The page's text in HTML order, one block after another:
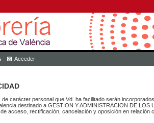
Acceder
carácter personal que Vd. ha facilitado serán
destinado a GESTION Y ADMINISTRACION DE LOS
acceso, rectificación, cancelación y oposición en relación